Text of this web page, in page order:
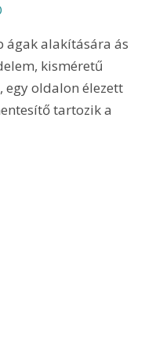
ágak alakítására ás
kisméretű
egy oldalon élezett
tartozik a